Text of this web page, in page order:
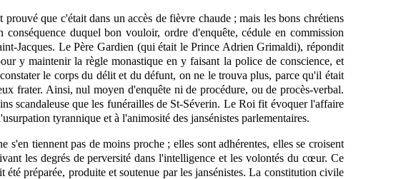
que c'était dans un accès de fièvre chaude ; mais les bons chrétiens
duquel bon vouloir, ordre d'enquête, cédule en commission
Jacques. Le Père Gardien (qui était le Prince Adrien Grimaldi), répondit
y maintenir la règle monastique en y faisant la police de conscience, et
le corps du délit et du défunt, on ne le trouva plus, parce qu'il était
frater. Ainsi, nul moyen d'enquête ni de procédure, ou de procès-verbal.
scandaleuse que les funérailles de St-Séverin. Le Roi fit évoquer l'affaire
tyrannique et à l'animosité des jansénistes parlementaires.
s'en tiennent pas de moins proche ; elles sont adhérentes, elles se croisent
les degrés de perversité dans l'intelligence et les volontés du cœur. Ce
préparée, produite et soutenue par les jansénistes. La constitution civile